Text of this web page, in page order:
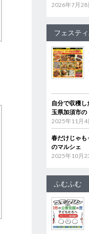
2026年7月28
フェステ
自分で収穫
玉県加須市の
2025年11月4
春だけじゃも
のマルシェ
2025年10月
ふむふむ